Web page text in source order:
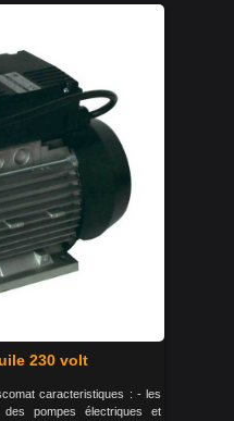
230 volt
caracteristiques : - les
pompes électriques et